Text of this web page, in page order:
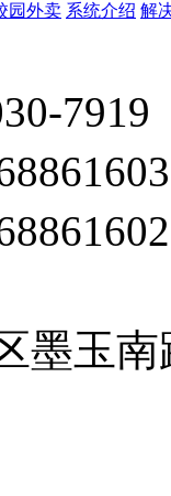
园外卖 系统介绍 解
7919
墨玉